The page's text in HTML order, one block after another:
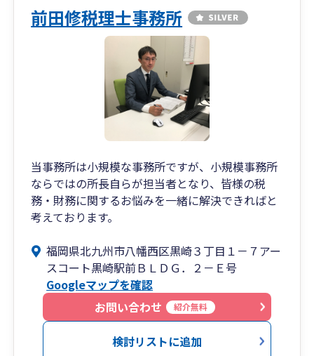
前田修税理士事務所
当事務所は小規模な事務所ですが、小規模事務所
ならではの所長自らが担当者となり、皆様の税
務・財務に関するお悩みを一緒に解決できればと
考えております。
福岡県北九州市八幡西区黒崎３丁目１－７アー
スコート黒崎駅前ＢＬＤＧ．２－Ｅ号
Googleマップを確認
お問い合わせ
紹介無料
検討リストに追加